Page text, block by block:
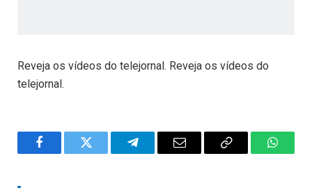
Reveja os vídeos do telejornal. Reveja os vídeos do
telejornal.
FacebookTwitter TelegramEmail
Copy